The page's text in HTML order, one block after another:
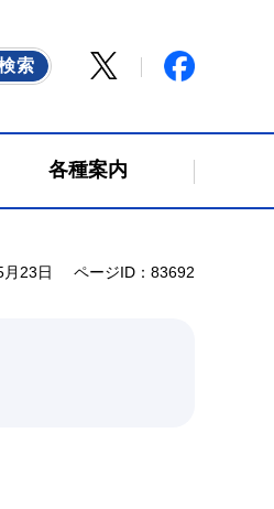
各種案内
23日
ページID：83692